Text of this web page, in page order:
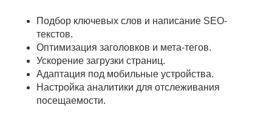
Подбор ключевых слов и написание SEO-
текстов.
Оптимизация заголовков и мета-тегов.
Ускорение загрузки страниц.
Адаптация под мобильные устройства.
Настройка аналитики для отслеживания
посещаемости.